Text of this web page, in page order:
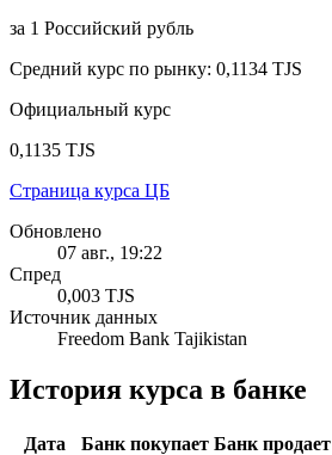
за 1 Российский рубль
Средний курс по рынку: 0,1134 TJS
Официальный курс
0,1135 TJS
Страница курса ЦБ
Обновлено
07 авг., 19:22
Спред
0,003 TJS
Источник данных
Freedom Bank Tajikistan
История курса в банке
Дата Банк покупает Банк продает